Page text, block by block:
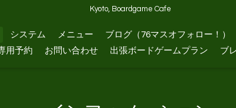
Kyoto, Boardgame Cafe
システム メニュー ブログ（76マスオフォロー！）
用予約
お問い合わせ 出張ボードゲームプラン ブ